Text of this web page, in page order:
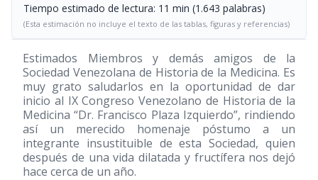
Tiempo estimado de lectura: 11 min (1.643 palabras)
(Esta estimación no incluye el texto de las tablas, figuras y referencias)
Estimados Miembros y demás amigos de la
Sociedad Venezolana de Historia de la Medicina. Es
muy grato saludarlos en la oportunidad de dar
inicio al IX Congreso Venezolano de Historia de la
Medicina “Dr. Francisco Plaza Izquierdo”, rindiendo
así un merecido homenaje póstumo a un
integrante insustituible de esta Sociedad, quien
después de una vida dilatada y fructífera nos dejó
hace cerca de un año.